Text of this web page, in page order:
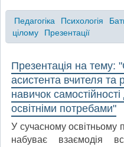
Педагогіка Психологія
цілому
Презентації
Презентація на тему:
асистента вчителя та
навичок
освітніми потребами"
У сучасному освітньому
набуває взаємодія